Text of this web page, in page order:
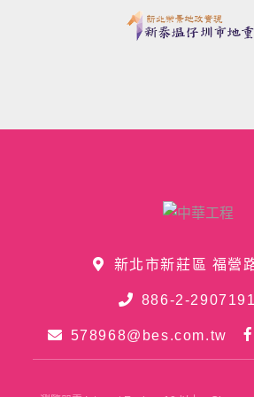
新北市新莊區 福營
886-2-
578968@bes.com.tw